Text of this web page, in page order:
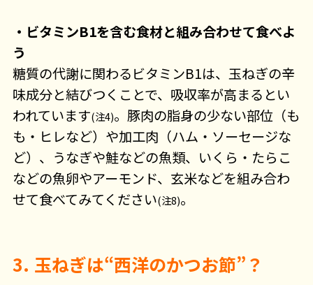
・ビタミンB1を含む食材と組み合わせて食べよ
う
糖質の代謝に関わるビタミンB1は、玉ねぎの辛
味成分と結びつくことで、吸収率が高まるとい
われています(注4)。豚肉の脂身の少ない部位（も
も・ヒレなど）や加工肉（ハム・ソーセージな
ど）、うなぎや鮭などの魚類、いくら・たらこ
などの魚卵やアーモンド、玄米などを組み合わ
せて食べてみてください(注8)。
3. 玉ねぎは“西洋のかつお節”？